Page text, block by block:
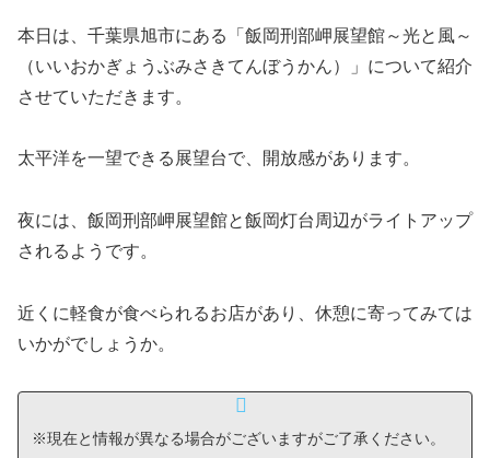
本日は、千葉県旭市にある「飯岡刑部岬展望館～光と風～
（いいおかぎょうぶみさきてんぼうかん）」について紹介
させていただきます。
太平洋を一望できる展望台で、開放感があります。
夜には、飯岡刑部岬展望館と飯岡灯台周辺がライトアップ
されるようです。
近くに軽食が食べられるお店があり、休憩に寄ってみては
いかがでしょうか。
※現在と情報が異なる場合がございますがご了承ください。